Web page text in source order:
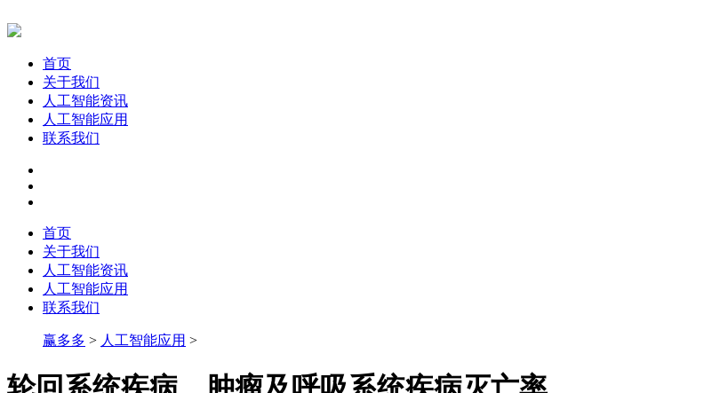
首页
关于我们
人工智能资讯
人工智能应用
联系我们
首页
关于我们
人工智能资讯
人工智能应用
联系我们
赢多多 > 人工智能应用 >